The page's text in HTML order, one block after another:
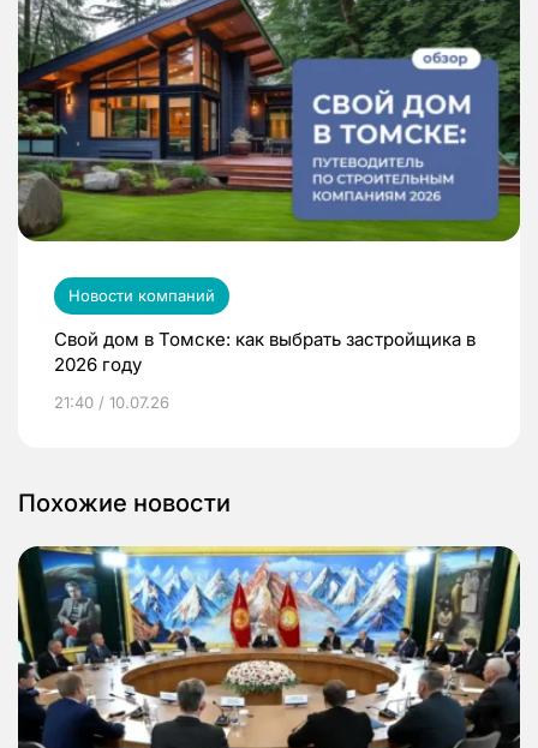
Новости компаний
Свой дом в Томске: как выбрать застройщика в
2026 году
21:40 / 10.07.26
Похожие новости